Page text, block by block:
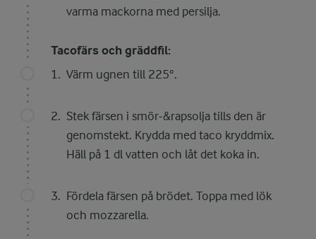
varma mackorna med persilja.
Tacofärs och gräddfil:
Värm ugnen till 225°.
Stek färsen i smör-&rapsolja tills den är
genomstekt. Krydda med taco kryddmix.
Häll på 1 dl vatten och låt det koka in.
Fördela färsen på brödet. Toppa med lök
och mozzarella.